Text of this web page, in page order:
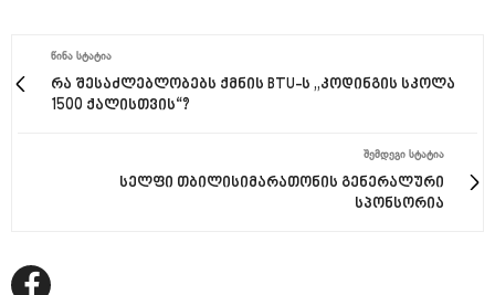
ᲬᲘᲜᲐ ᲡᲢᲐᲢᲘᲐ
რა შესაძლებლობებს ქმნის BTU-ს „კოდინგის სკოლა
1500 ქალისთვის“?
ᲨᲔᲛᲓᲔᲒᲘ ᲡᲢᲐᲢᲘᲐ
სელფი თბილისიმარათონის გენერალური
სპონსორია